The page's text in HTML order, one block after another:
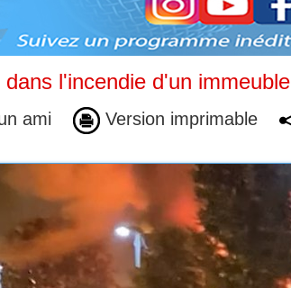
l'incendie d'un immeuble
ami Version imprimable